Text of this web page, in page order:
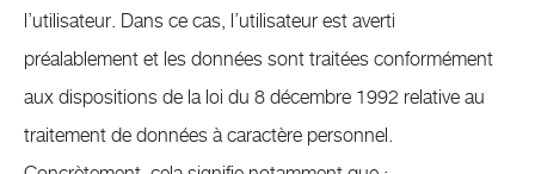
l’utilisateur. Dans ce cas, l’utilisateur est averti
préalablement et les données sont traitées conformément
aux dispositions de la loi du 8 décembre 1992 relative au
traitement de données à caractère personnel.